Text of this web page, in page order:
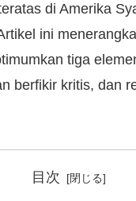
di Amerika
ini
tiga
berfikir kritis, dan
目次